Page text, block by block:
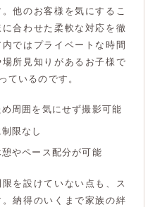
他のお客様を気にするこ
合わせた柔軟な対応を徹
ではプライベートな時間
所見知りがあるお子様で
ているのです。
周囲を気にせず撮影可能
限なし
やペース配分が可能
を設けていない点も、ス
納得のいくまで家族の絆